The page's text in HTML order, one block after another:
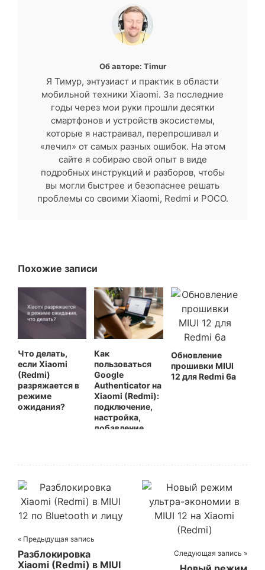
Об авторе: Timur
Я Тимур, энтузиаст и практик в области
мобильной техники Xiaomi. За последние
годы через мои руки прошли десятки
смартфонов и устройств экосистемы,
которые я настраивал, перепрошивал и
«лечил» от самых разных ошибок. На этом
сайте я собираю свой опыт в виде
подробных инструкций и разборов, чтобы
вы могли быстрее и безопаснее решать
проблемы со своими Xiaomi, Redmi и POCO.
Похожие записи
Что делать,
если Xiaomi
(Redmi)
разряжается в
режиме
ожидания?
Как
пользоваться
Google
Authenticator на
Xiaomi (Redmi):
подключение,
настройка,
добавление
Обновление
прошивки MIUI
12 для Redmi 6a
« Предыдущая запись
Разблокировка
Xiaomi (Redmi) в MIUI
Следующая запись »